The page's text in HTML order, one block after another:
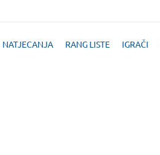
NATJECANJA RANG LISTE IGRAČI